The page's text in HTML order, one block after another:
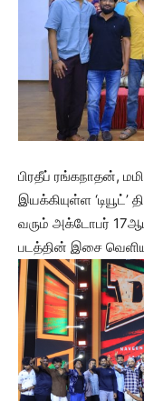
பிரதீப் ரங்கநாதன்,
இயக்கியுள்ள
வரும் அக்டோபர்
படத்தின் இசை